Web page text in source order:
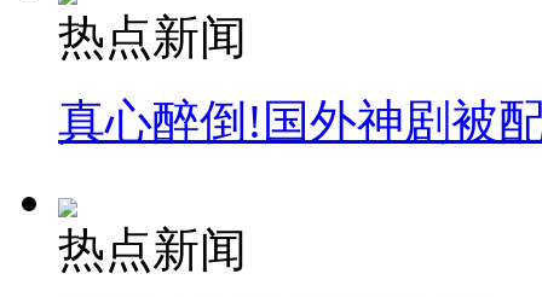
热点新闻
真心醉倒!国外神剧被
热点新闻